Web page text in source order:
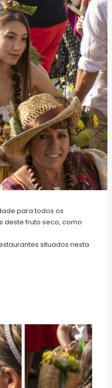
para todos os
deste fruto seco, como
situados nesta